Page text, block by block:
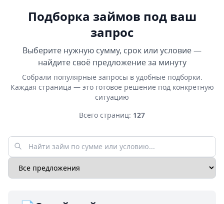
Подборка займов под ваш
запрос
Выберите нужную сумму, срок или условие —
найдите своё предложение за минуту
Собрали популярные запросы в удобные подборки.
Каждая страница — это готовое решение под конкретную
ситуацию
Всего страниц: 127